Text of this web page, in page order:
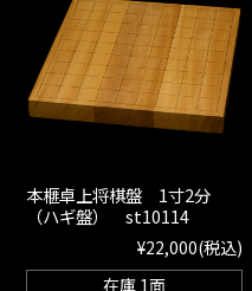
本榧卓上将棋盤 1寸2分
（ハギ盤） st10114
¥22,000(税込)
在庫 1面